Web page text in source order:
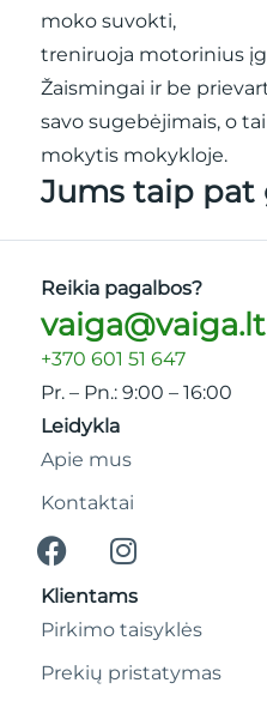
moko suvokti,
treniruoja motorinius
Žaismingai ir be
savo sugebėjimais, o
mokytis mokykloje.
Jums taip
Reikia pagalbos?
vaiga@vaiga.lt
+370 601 51 647
Pr. – Pn.: 9:00 – 16:00
Leidykla
Apie mus
Kontaktai
Klientams
Pirkimo taisyklės
Prekių pristatymas